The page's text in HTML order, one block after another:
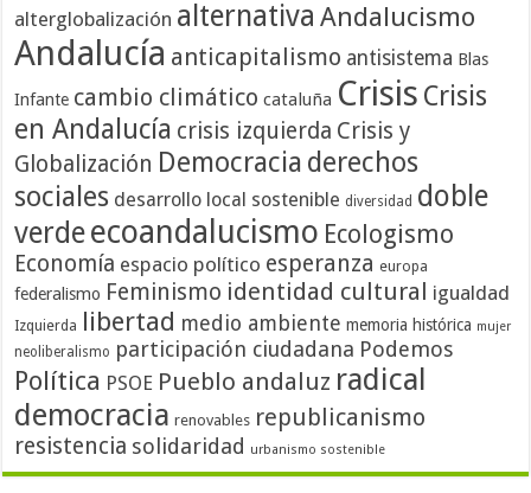
alterglobalización alternativa Andalucismo
Andalucía anticapitalismo antisistema Blas
Infante cambio climático cataluña Crisis Crisis
en Andalucía crisis izquierda Crisis y
Globalización Democracia derechos
sociales desarrollo local sostenible diversidad doble
verdeecoandalucismo Ecologismo
Economía espacio político esperanza europa
federalismo Feminismo identidad cultural igualdad
Izquierda libertad medio ambiente memoria histórica mujer
neoliberalismo participación ciudadana Podemos
Política PSOE Pueblo andaluz radical
democracia renovables republicanismo
resistencia solidaridad urbanismo sostenible